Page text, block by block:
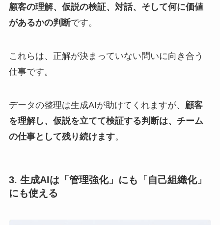
顧客の理解、仮説の検証、対話、そして何に価値
があるかの判断です。
これらは、正解が決まっていない問いに向き合う
仕事です。
データの整理は生成AIが助けてくれますが、 顧客
を理解し、仮説を立てて検証する判断は、チーム
の仕事として残り続けます。
3. 生成AIは「管理強化」にも「自己組織化」
にも使える